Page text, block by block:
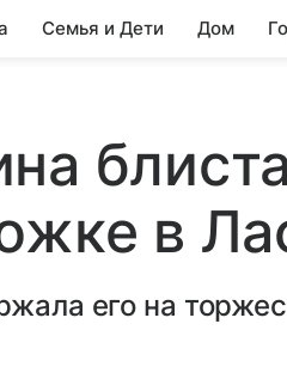
Семья и Дети Дом
в
его на